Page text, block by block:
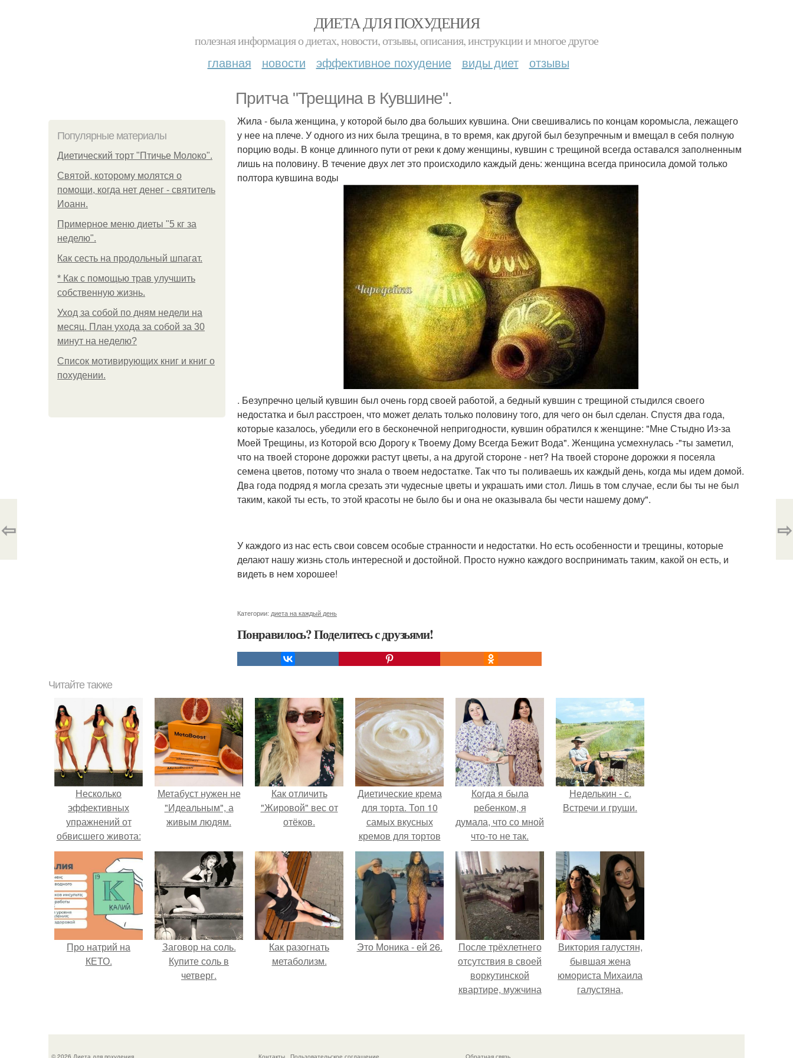
ДИЕТА ДЛЯ ПОХУДЕНИЯ
полезная информация о диетах, новости, отзывы, описания, инструкции и многое другое
главная новости эффективное похудение виды диет отзывы
Притча "Трещина в Кувшине".
Популярные материалы
Диетический торт "Птичье Молоко".
Святой, которому молятся о
помощи, когда нет денег - святитель
Иоанн.
Примерное меню диеты "5 кг за
неделю".
Как сесть на продольный шпагат.
* Как с помощью трав улучшить
собственную жизнь.
Уход за собой по дням недели на
месяц. План ухода за собой за 30
минут на неделю?
Список мотивирующих книг и книг о
похудении.
Жила - была женщина, у которой было два больших кувшина. Они свешивались по концам коромысла, лежащего
у нее на плече. У одного из них была трещина, в то время, как другой был безупречным и вмещал в себя полную
порцию воды. В конце длинного пути от реки к дому женщины, кувшин с трещиной всегда оставался заполненным
лишь на половину. В течение двух лет это происходило каждый день: женщина всегда приносила домой только
полтора кувшина воды
. Безупречно целый кувшин был очень горд своей работой, а бедный кувшин с трещиной стыдился своего
недостатка и был расстроен, что может делать только половину того, для чего он был сделан. Спустя два года,
которые казалось, убедили его в бесконечной непригодности, кувшин обратился к женщине: "Мне Стыдно Из-за
Моей Трещины, из Которой всю Дорогу к Твоему Дому Всегда Бежит Вода". Женщина усмехнулась -"ты заметил,
что на твоей стороне дорожки растут цветы, а на другой стороне - нет? На твоей стороне дорожки я посеяла
семена цветов, потому что знала о твоем недостатке. Так что ты поливаешь их каждый день, когда мы идем домой.
Два года подряд я могла срезать эти чудесные цветы и украшать ими стол. Лишь в том случае, если бы ты не был
таким, какой ты есть, то этой красоты не было бы и она не оказывала бы чести нашему дому".
У каждого из нас есть свои совсем особые странности и недостатки. Но есть особенности и трещины, которые
делают нашу жизнь столь интересной и достойной. Просто нужно каждого воспринимать таким, какой он есть, и
видеть в нем хорошее!
Категории: диета на каждый день
Понравилось? Поделитесь с друзьями!
⇦ ⇨
Читайте также
Несколько
эффективных
упражнений от
обвисшего живота:
Метабуст нужен не
"Идеальным", а
живым людям.
Как отличить
"Жировой" вес от
отёков.
Диетические крема
для торта. Топ 10
самых вкусных
кремов для тортов
по дюкану.
Когда я была
ребенком, я
думала, что со мной
что-то не так.
Неделькин - с.
Встречи и груши.
Про натрий на
КЕТО.
Заговор на соль.
Купите соль в
четверг.
Как разогнать
метаболизм.
Это Моника - ей 26.
После трёхлетнего
отсутствия в своей
воркутинской
квартире, мужчина
жилище стало
Виктория галустян,
бывшая жена
юмориста Михаила
галустяна,
последствиях
© 2026 Диета для похудения Контакты Пользовательское соглашение Обратная связь